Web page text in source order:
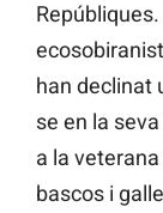
han declinat
se en la
a la
bascos i